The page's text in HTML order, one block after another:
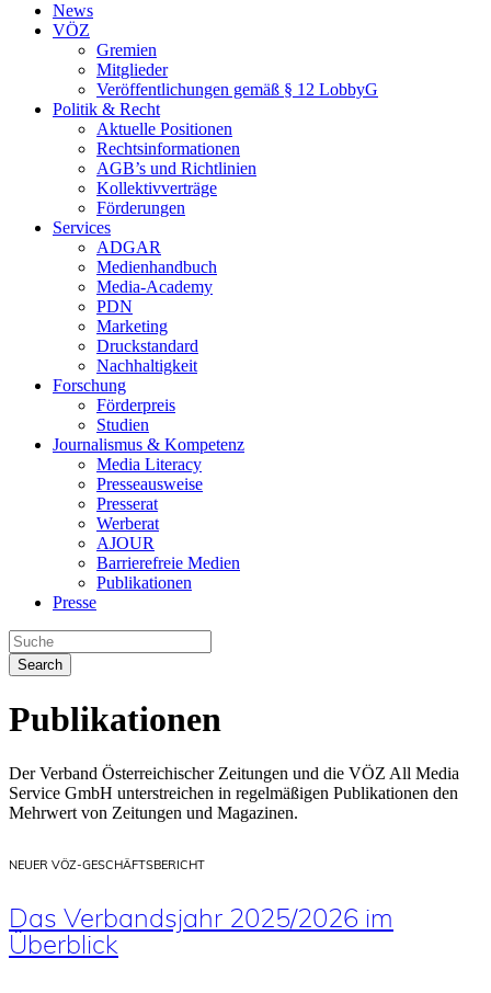
News
VÖZ
Gremien
Mitglieder
Veröffentlichungen gemäß § 12 LobbyG
Politik & Recht
Aktuelle Positionen
Rechtsinformationen
AGB’s und Richtlinien
Kollektivverträge
Förderungen
Services
ADGAR
Medienhandbuch
Media-Academy
PDN
Marketing
Druckstandard
Nachhaltigkeit
Forschung
Förderpreis
Studien
Journalismus & Kompetenz
Media Literacy
Presseausweise
Presserat
Werberat
AJOUR
Barrierefreie Medien
Publikationen
Presse
Search
Publikationen
Der Verband Österreichischer Zeitungen und die VÖZ All Media
Service GmbH unterstreichen in regelmäßigen Publikationen den
Mehrwert von Zeitungen und Magazinen.
NEUER VÖZ-GESCHÄFTSBERICHT
Das Verbandsjahr 2025/2026 im
Überblick